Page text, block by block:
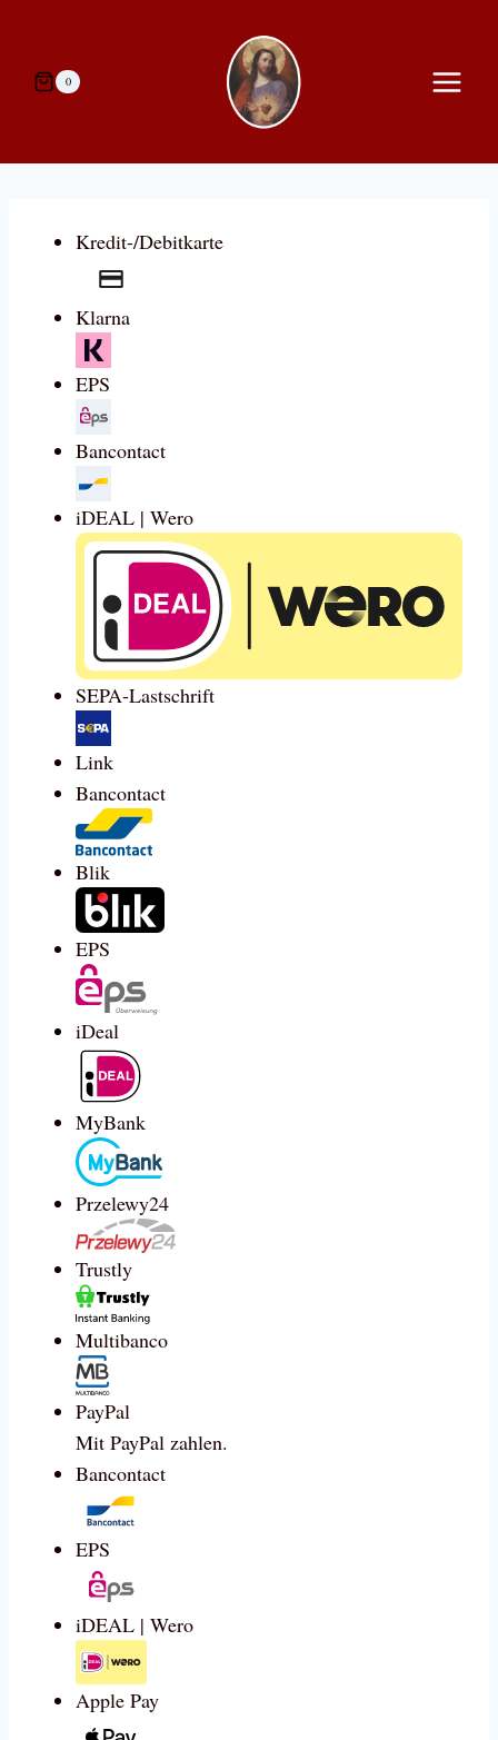
springen0
Kredit-/Debitkarte
Klarna
EPS
Bancontact
iDEAL | Wero
SEPA-Lastschrift
Link
Bancontact
Blik
EPS
iDeal
MyBank
Przelewy24
Trustly
Multibanco
PayPal
Mit PayPal zahlen.
Bancontact
EPS
iDEAL | Wero
Apple Pay